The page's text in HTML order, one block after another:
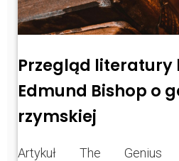
Przegląd literatury
Edmund Bishop o
rzymskiej
Artykuł The